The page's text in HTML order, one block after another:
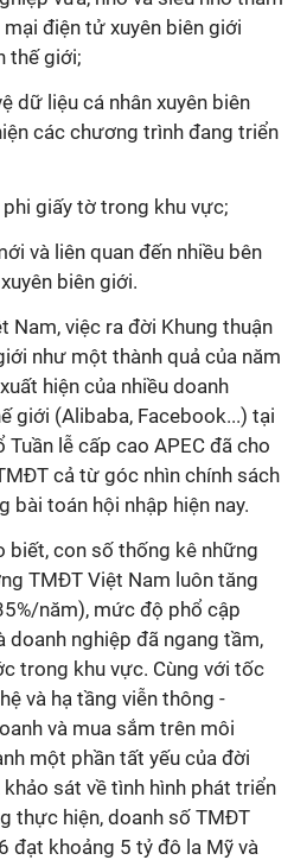
điện tử xuyên biên giới
thế giới;
dữ liệu cá nhân xuyên biên
các chương trình đang triển
giấy tờ trong khu vực;
và liên quan đến nhiều bên
biên giới.
Nam, việc ra đời Khung thuận
như một thành quả của năm
hiện của nhiều doanh
giới (Alibaba, Facebook...) tại
lễ cấp cao APEC đã cho
cả từ góc nhìn chính sách
bài toán hội nhập hiện nay.
biết, con số thống kê những
TMĐT Việt Nam luôn tăng
năm), mức độ phổ cập
nghiệp đã ngang tầm,
trong khu vực. Cùng với tốc
và hạ tầng viễn thông -
và mua sắm trên môi
một phần tất yếu của đời
sát về tình hình phát triển
thực hiện, doanh số TMĐT
đạt khoảng 5 tỷ đô la Mỹ và